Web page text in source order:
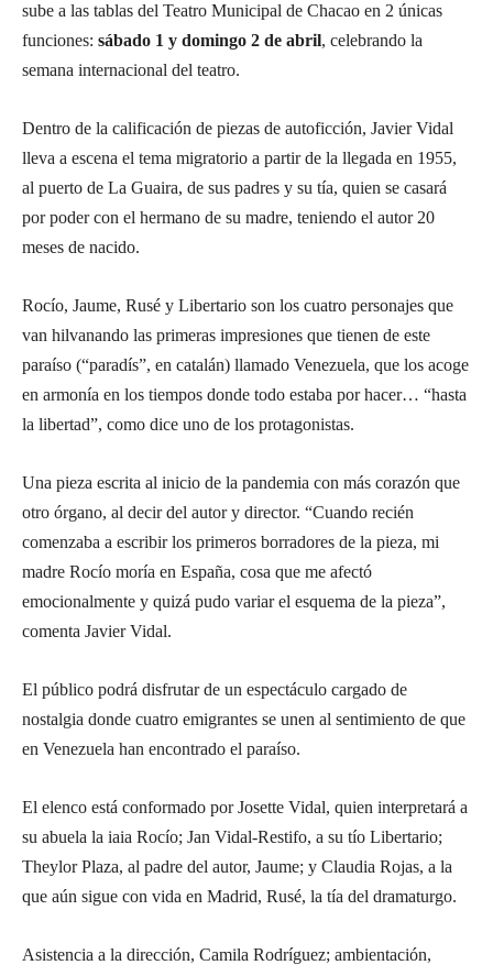
sube a las tablas del Teatro Municipal de Chacao en 2 únicas
funciones: sábado 1 y domingo 2 de abril, celebrando la
semana internacional del teatro.
Dentro de la calificación de piezas de autoficción, Javier Vidal
lleva a escena el tema migratorio a partir de la llegada en 1955,
al puerto de La Guaira, de sus padres y su tía, quien se casará
por poder con el hermano de su madre, teniendo el autor 20
meses de nacido.
Rocío, Jaume, Rusé y Libertario son los cuatro personajes que
van hilvanando las primeras impresiones que tienen de este
paraíso (“paradís”, en catalán) llamado Venezuela, que los acoge
en armonía en los tiempos donde todo estaba por hacer… “hasta
la libertad”, como dice uno de los protagonistas.
Una pieza escrita al inicio de la pandemia con más corazón que
otro órgano, al decir del autor y director. “Cuando recién
comenzaba a escribir los primeros borradores de la pieza, mi
madre Rocío moría en España, cosa que me afectó
emocionalmente y quizá pudo variar el esquema de la pieza”,
comenta Javier Vidal.
El público podrá disfrutar de un espectáculo cargado de
nostalgia donde cuatro emigrantes se unen al sentimiento de que
en Venezuela han encontrado el paraíso.
El elenco está conformado por Josette Vidal, quien interpretará a
su abuela la iaia Rocío; Jan Vidal-Restifo, a su tío Libertario;
Theylor Plaza, al padre del autor, Jaume; y Claudia Rojas, a la
que aún sigue con vida en Madrid, Rusé, la tía del dramaturgo.
Asistencia a la dirección, Camila Rodríguez; ambientación,